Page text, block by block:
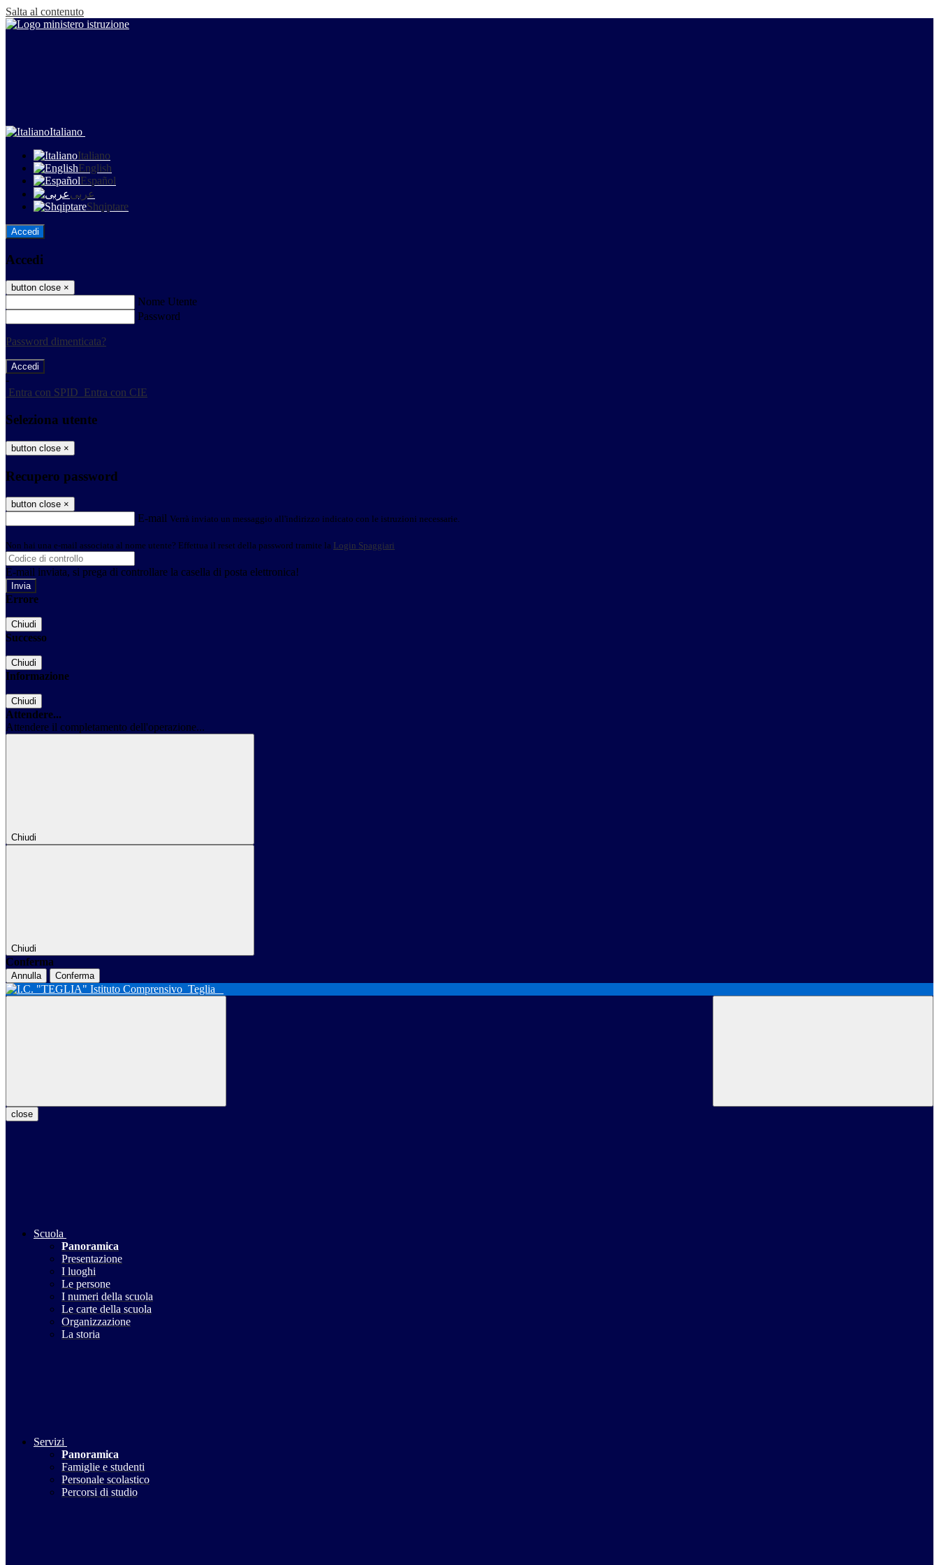
Salta al contenuto
Italiano
Italiano
English
Español
عربى
Shqiptare
Accedi
Accedi
button close ×
Nome Utente
Password
Password dimenticata?
-
Entra con SPID Entra con CIE
Seleziona utente
button close ×
Recupero password
button close ×
E-mail Verrà inviato un messaggio all'indirizzo indicato con le istruzioni necessarie.
Non hai una e-mail associata al nome utente? Effettua il reset della password tramite la Login Spaggiari
E-mail inviata, si prega di controllare la casella di posta elettronica!
Errore
Chiudi
Successo
Chiudi
Informazione
Chiudi
Attendere...
Attendere il completamento dell'operazione...
Chiudi
Chiudi
Conferma
Annulla Conferma
Istituto Comprensivo Teglia
close
Scuola
Panoramica
Presentazione
I luoghi
Le persone
I numeri della scuola
Le carte della scuola
Organizzazione
La storia
Servizi
Panoramica
Famiglie e studenti
Personale scolastico
Percorsi di studio